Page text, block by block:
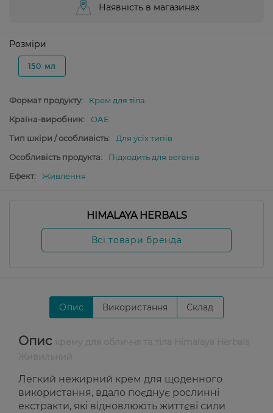
Наявність в магазинах
Розміри
150 мл
Формат продукту:
Крем для тіла
Країна-виробник:
ОАЕ
Тип шкіри / особливість:
Для усіх типів
Особливість продукта:
Підходить для веганів
Ефект:
Живлення
HIMALAYA HERBALS
Всі товари бренда
Опис Використання Склад
Опис
Легкий нежирний крем для щоденного
використання, вдало поєднує рослинні
екстракти, які відновлюють життєві сили